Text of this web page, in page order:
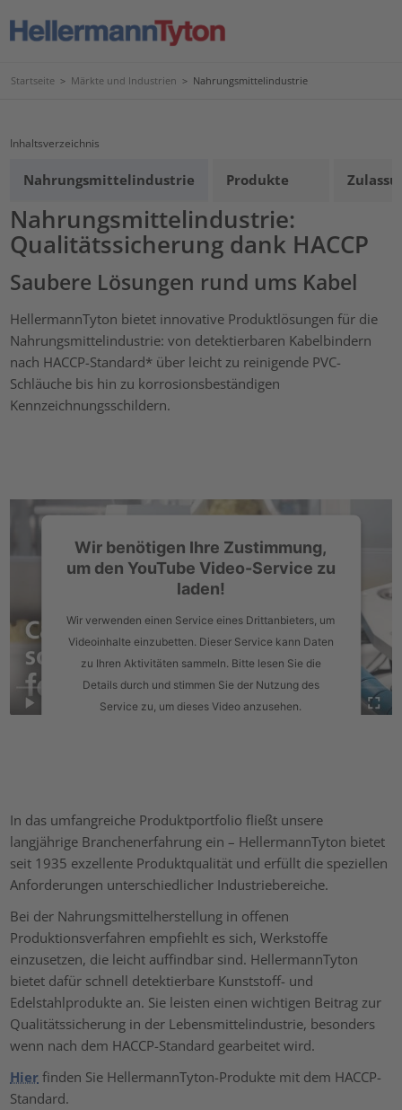
Startseite > Märkte und Industrien > Nahrungsmittelindustrie
Inhaltsverzeichnis
Nahrungsmittelindustrie Produkte
Nahrungsmittelindustrie:
Qualitätssicherung dank HACCP
Saubere Lösungen rund ums Kabel
HellermannTyton bietet innovative Produktlösungen für die
Nahrungsmittelindustrie: von detektierbaren Kabelbindern
nach HACCP-Standard* über leicht zu reinigende PVC-
Schläuche bis hin zu korrosionsbeständigen
Kennzeichnungsschildern.
Wir benötigen Ihre Zustimmung,
um den YouTube Video-Service zu
laden!
Wir verwenden einen Service eines Drittanbieters, um
Videoinhalte einzubetten. Dieser Service kann Daten
zu Ihren Aktivitäten sammeln. Bitte lesen Sie die
Details durch und stimmen Sie der Nutzung des
Service zu, um dieses Video anzusehen.
powered byUsercentrics Consent Management Platform
In das umfangreiche Produktportfolio fließt unsere
langjährige Branchenerfahrung ein – HellermannTyton bietet
seit 1935 exzellente Produktqualität und erfüllt die speziellen
Anforderungen unterschiedlicher Industriebereiche.
Bei der Nahrungsmittelherstellung in offenen
Produktionsverfahren empfiehlt es sich, Werkstoffe
einzusetzen, die leicht auffindbar sind. HellermannTyton
bietet dafür schnell detektierbare Kunststoff- und
Edelstahlprodukte an. Sie leisten einen wichtigen Beitrag zur
Qualitätssicherung in der Lebensmittelindustrie, besonders
wenn nach dem HACCP-Standard gearbeitet wird.
Hier finden Sie HellermannTyton-Produkte mit dem HACCP-
Standard.